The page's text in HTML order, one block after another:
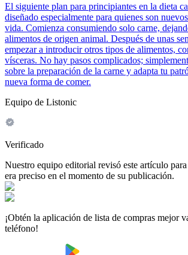
El siguiente plan para principiantes en la dieta
diseñado especialmente para quienes son
vida. Comienza consumiendo solo carne,
alimentos de origen animal. Después de unas
empezar a introducir otros tipos de alimentos,
vísceras. No hay pasos complicados;
sobre la preparación de la carne y adapta tu
nueva forma de comer.
Equipo de Listonic
Verificado
Nuestro equipo editorial revisó este artículo para
era preciso en el momento de su publicación.
¡Obtén la aplicación de lista de compras mejor
teléfono!